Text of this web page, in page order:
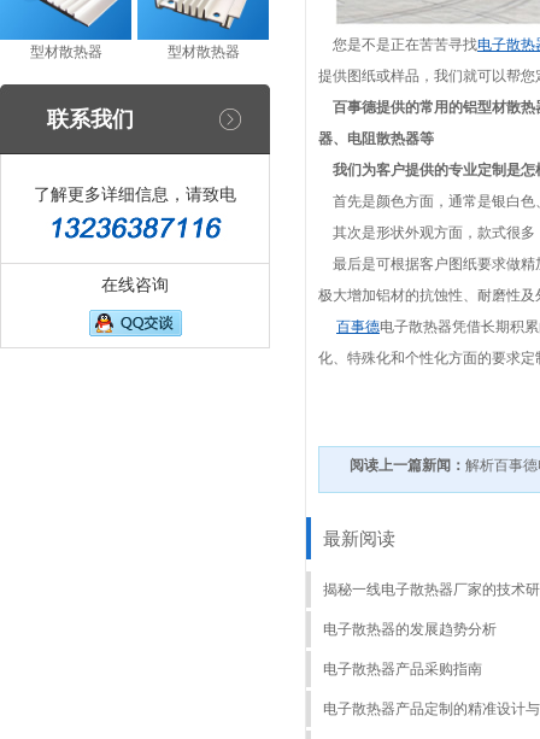
型材散热器 型材散热器
联系我们
了解更多详细信息，请致电
在线咨询
您是不是正在苦苦寻找电子散热
提供图纸或样品，我们就可以帮
百事德提供的常用的铝型材散
器、电阻散热器等
我们为客户提供的专业定制是怎
首先是颜色方面，通常是银白色
其次是形状外观方面，款式很多
最后是可根据客户图纸要求做精
极大增加铝材的抗蚀性、耐磨性
百事德电子散热器凭借长期积
化、特殊化和个性化方面的要求
阅读上一篇新闻：解析百事
最新阅读
揭秘一线电子散热器厂家的技术
电子散热器的发展趋势分析
电子散热器产品采购指南
电子散热器产品定制的精准设计